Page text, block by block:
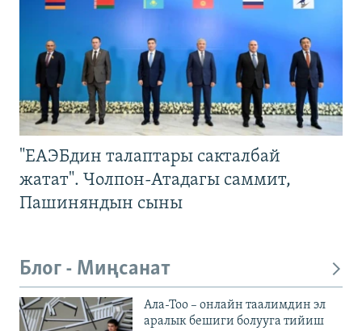
"ЕАЭБдин талаптары сакталбай
жатат". Чолпон-Атадагы саммит,
Пашиняндын сыны
Блог - Миңсанат
Ала-Тоо – онлайн таалимдин эл
аралык бешиги болууга тийиш